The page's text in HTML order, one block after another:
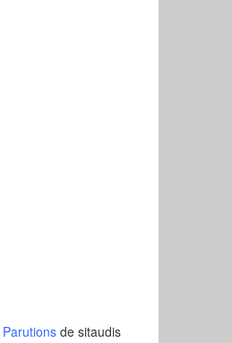
Parutions de sitaudis